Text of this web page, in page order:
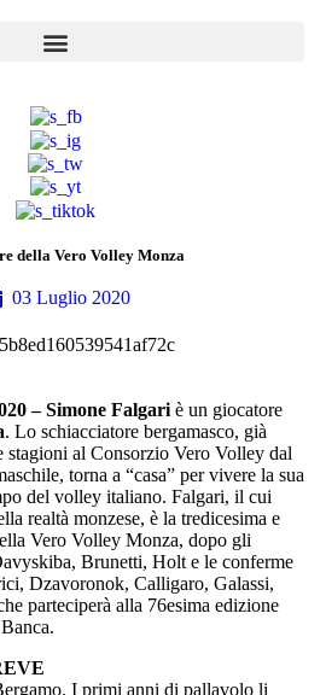
della Vero Volley Monza
03 Luglio 2020
– Simone Falgari è un giocatore
. Lo schiacciatore bergamasco, già
stagioni al Consorzio Vero Volley dal
torna a “casa” per vivere la sua
del volley italiano. Falgari, il cui
realtà monzese, è la tredicesima e
Vero Volley Monza, dopo gli
Brunetti, Holt e le conferme
Dzavoronok, Calligaro, Galassi,
parteciperà alla 76esima edizione
I primi anni di pallavolo li